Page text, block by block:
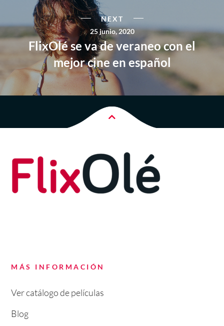
NEXT
25 junio, 2020
FlixOlé se va de veraneo con el
mejor cine en español
MÁS INFORMACIÓN
Ver catálogo de películas
Blog